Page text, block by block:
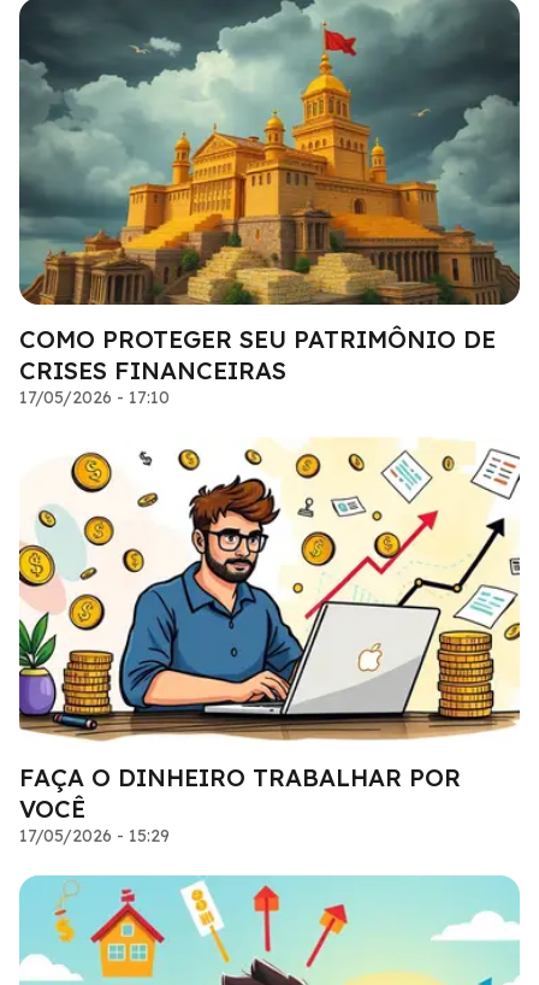
COMO PROTEGER SEU PATRIMÔNIO DE
CRISES FINANCEIRAS
17/05/2026 - 17:10
FAÇA O DINHEIRO TRABALHAR POR
VOCÊ
17/05/2026 - 15:29